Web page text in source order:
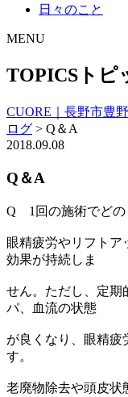
日々のこと
MENU
TOPICS トピ
CUORE｜長野市豊
ログ > Q＆A
2018.09.08
Q＆A
Q 1回の施術でどの
眼精疲労やリフト
効果が持続しま
せん。ただし、定期
パ、血流の状態
が良くなり、眼精疲
す。
老廃物除去や頭皮状